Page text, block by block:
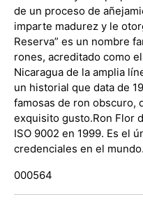
de un proceso de
imparte madurez y le
Reserva” es un nombre
rones, acreditado como
Nicaragua de la amplia
un historial que data de
famosas de ron obscuro,
exquisito gusto.Ron Flor
ISO 9002 en 1999. Es el
credenciales en el mundo.
000564